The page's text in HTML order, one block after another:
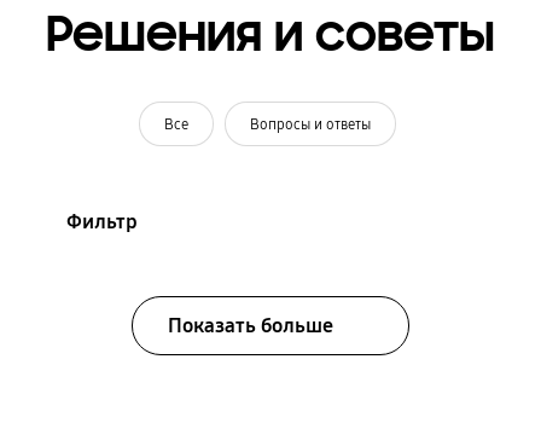
Решения и советы
Все Вопросы и ответы
Фильтр
Показать больше